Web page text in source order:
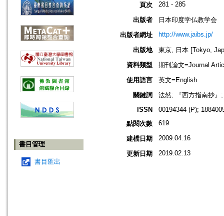
書目管理
書目匯出
頁次 281 - 285
出版者
日本印度学仏教学会
出版者網址
http://www.jaibs.jp/
出版地
東京, 日本 [Tokyo,
資料類型
期刊論文=Journal
使用語言
英文=English
關鍵詞
法然; 『西方指南抄』
ISSN
00194344 (P);
點閱次數
619
建檔日期 2009.04.16
更新日期 2019.02.13